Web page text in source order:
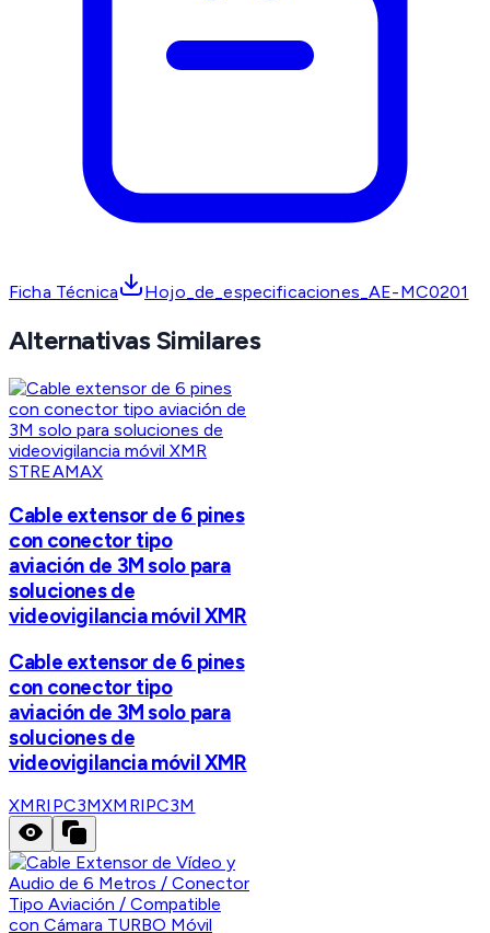
Ficha Técnica Hojo_de_especificaciones_AE-MC0201
Alternativas Similares
STREAMAX
Cable extensor de 6 pines
con conector tipo
aviación de 3M solo para
soluciones de
videovigilancia móvil XMR
Cable extensor de 6 pines
con conector tipo
aviación de 3M solo para
soluciones de
videovigilancia móvil XMR
XMRIPC3MXMRIPC3M